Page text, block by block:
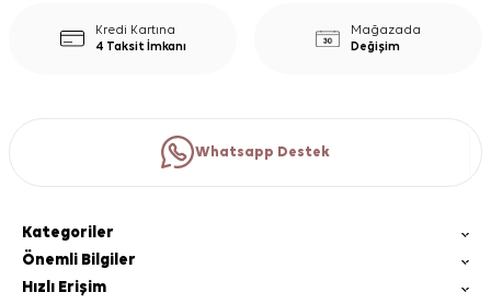
Kredi Kartına
4 Taksit İmkanı
Mağazada
Değişim
Whatsapp Destek
Kategoriler
Önemli Bilgiler
Hızlı Erişim